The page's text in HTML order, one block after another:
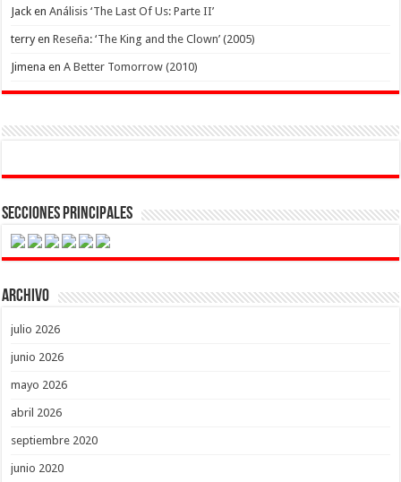
Jack enAnálisis ‘The Last Of Us: Parte II’
terryenReseña: ‘The King and the Clown’ (2005)
Jimena enA Better Tomorrow (2010)
Secciones Principales
Archivo
julio 2026
junio 2026
mayo 2026
abril 2026
septiembre 2020
junio 2020